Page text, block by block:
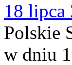
18 lipca
Polskie
w dniu